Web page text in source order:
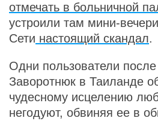
отмечать в больничной
устроили там мини-
Сети настоящий скандал.
Одни пользователи после
Заворотнюк в Таиланде
чудесному исцелению
негодуют, обвиняя ее в